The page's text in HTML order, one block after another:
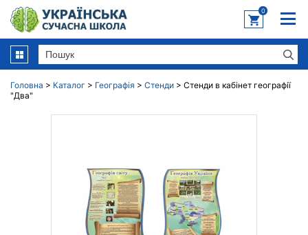
0
Головна > Каталог > Географія > Стенди > Стенди в кабінет географії
"Два"